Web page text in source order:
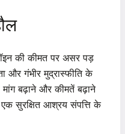
की कीमत पर असर पड़
और गंभीर मुद्रास्फीति के
बढ़ाने और कीमतें बढ़ाने
सुरक्षित आश्रय संपत्ति के